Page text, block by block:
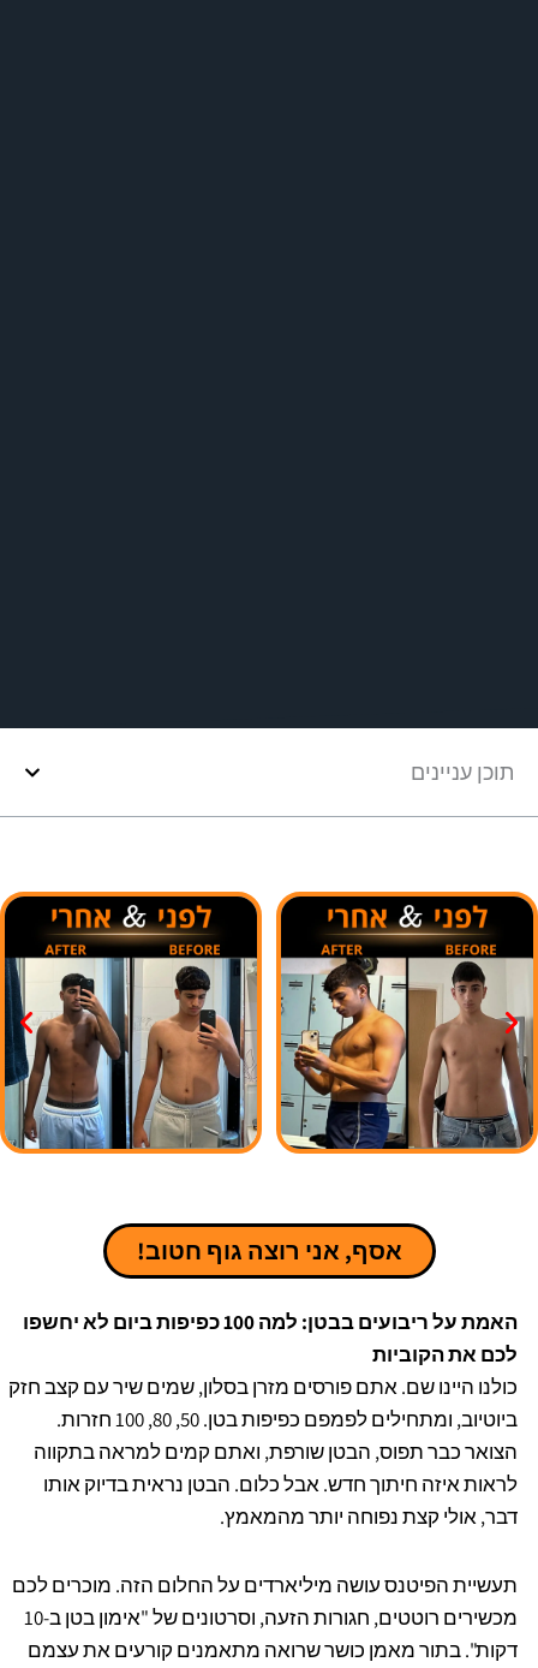
תוכן עניינים
אסף, אני רוצה גוף חטוב!
האמת על ריבועים בבטן: למה 100 כפיפות ביום לא יחשפו
לכם את הקוביות
כולנו היינו שם. אתם פורסים מזרן בסלון, שמים שיר עם קצב חזק
ביוטיוב, ומתחילים לפמפם כפיפות בטן. 50, 80, 100 חזרות.
הצואר כבר תפוס, הבטן שורפת, ואתם קמים למראה בתקווה
לראות איזה חיתוך חדש. אבל כלום. הבטן נראית בדיוק אותו
דבר, אולי קצת נפוחה יותר מהמאמץ.
תעשיית הפיטנס עושה מיליארדים על החלום הזה. מוכרים לכם
מכשירים רוטטים, חגורות הזעה, וסרטונים של "אימון בטן ב-10
דקות". בתור מאמן כושר שרואה מתאמנים קורעים את עצמם